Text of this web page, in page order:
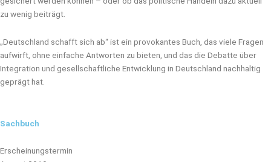
zu wenig beiträgt.
„Deutschland schafft sich ab“ ist ein provokantes Buch, das viele Fragen
aufwirft, ohne einfache Antworten zu bieten, und das die Debatte über
Integration und gesellschaftliche Entwicklung in Deutschland nachhaltig
geprägt hat.
Sachbuch
Erscheinungstermin